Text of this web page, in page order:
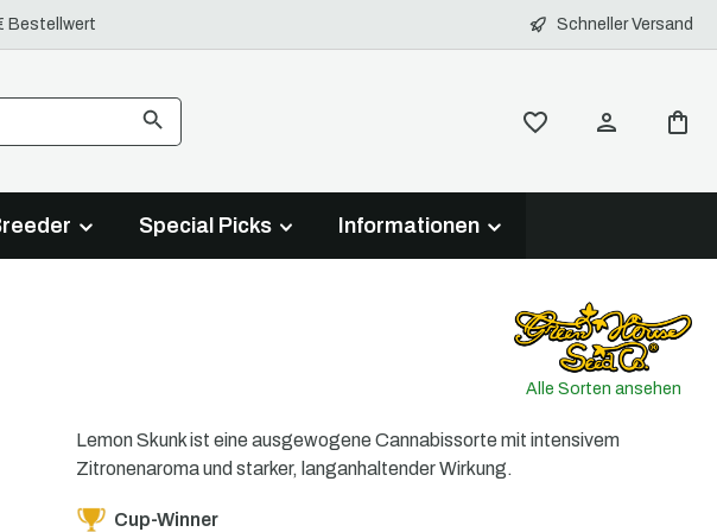
Bestellwert Schneller Versand
Special Picks Informationen
Alle Sorten ansehen
Lemon Skunk ist eine ausgewogene Cannabissorte mit intensivem
Zitronenaroma und starker, langanhaltender Wirkung.
Cup-Winner